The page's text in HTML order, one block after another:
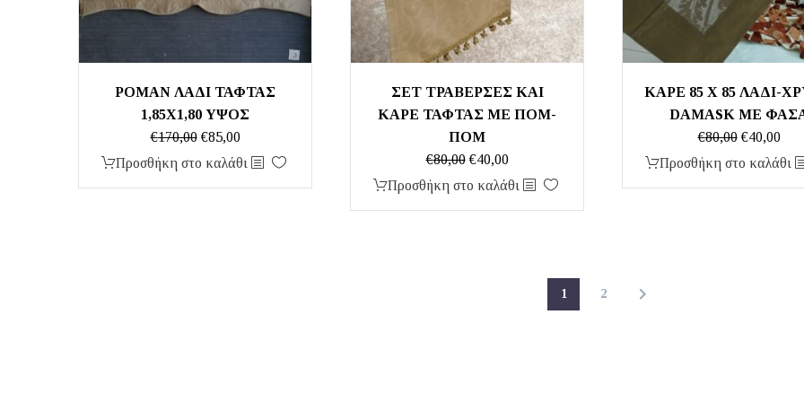
ΡΟΜΑΝ ΛΑΔΙ ΤΑΦΤΑΣ
1,85Χ1,80 ΥΨΟΣ
€170,00 Original
price
€85,00Η
τρέχουσα
Προσθήκη στο καλάθι
ΣΕΤ ΤΡΑΒΕΡΣΕΣ ΚΑΙ
ΚΑΡΕ ΤΑΦΤΑΣ ΜΕ ΠΟΜ-
ΠΟΜ
€80,00 Original
price
€40,00Η
τρέχουσα
Προσθήκη στο καλάθι
ΚΑΡΈ 85 Χ 85 ΛΑΔΊ-
DAMASK ΜΕ
€80,00 Original
price
€40,00Η
Προσθήκη στο καλάθι
1 2